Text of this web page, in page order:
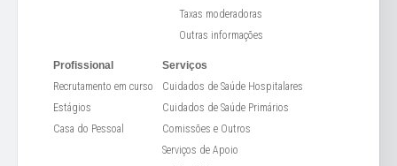
Taxas moderadoras
Outras informações
Profissional
Recrutamento em curso
Estágios
Casa do Pessoal
Serviços
Cuidados de Saúde Hospitalares
Cuidados de Saúde Primários
Comissões e Outros
Serviços de Apoio